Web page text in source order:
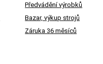
Předvádění výrobků
Bazar, výkup strojů
Záruka 36 měsíců